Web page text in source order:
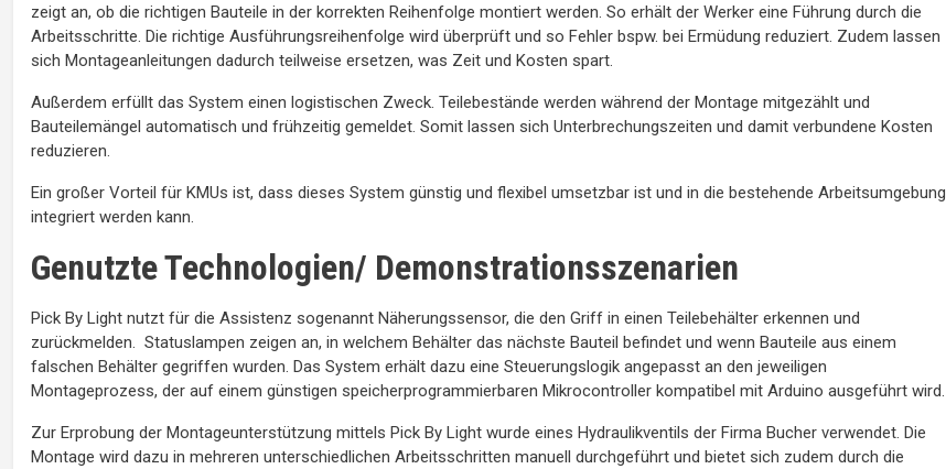
zeigt an, ob die richtigen Bauteile in der korrekten Reihenfolge montiert werden. So erhält der Werker eine Führung durch die
Arbeitsschritte. Die richtige Ausführungsreihenfolge wird überprüft und so Fehler bspw. bei Ermüdung reduziert. Zudem lassen
sich Montageanleitungen dadurch teilweise ersetzen, was Zeit und Kosten spart.
Außerdem erfüllt das System einen logistischen Zweck. Teilebestände werden während der Montage mitgezählt und
Bauteilemängel automatisch und frühzeitig gemeldet. Somit lassen sich Unterbrechungszeiten und damit verbundene Kosten
reduzieren.
Ein großer Vorteil für KMUs ist, dass dieses System günstig und flexibel umsetzbar ist und in die bestehende Arbeitsumgebung
integriert werden kann.
Genutzte Technologien/ Demonstrationsszenarien
Pick By Light nutzt für die Assistenz sogenannt Näherungssensor, die den Griff in einen Teilebehälter erkennen und
zurückmelden. Statuslampen zeigen an, in welchem Behälter das nächste Bauteil befindet und wenn Bauteile aus einem
falschen Behälter gegriffen wurden. Das System erhält dazu eine Steuerungslogik angepasst an den jeweiligen
Montageprozess, der auf einem günstigen speicherprogrammierbaren Mikrocontroller kompatibel mit Arduino ausgeführt wird.
Zur Erprobung der Montageunterstützung mittels Pick By Light wurde eines Hydraulikventils der Firma Bucher verwendet. Die
Montage wird dazu in mehreren unterschiedlichen Arbeitsschritten manuell durchgeführt und bietet sich zudem durch die